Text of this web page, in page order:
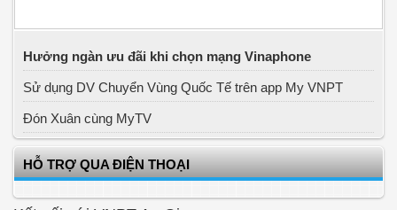
Hưởng ngàn ưu đãi khi chọn mạng Vinaphone
Sử dụng DV Chuyển Vùng Quốc Tế trên app My VNPT
Đón Xuân cùng MyTV
HỖ TRỢ QUA ĐIỆN THOẠI